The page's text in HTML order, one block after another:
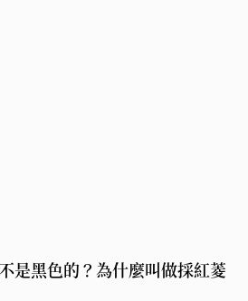
是黑色的？為什麼叫做採紅菱